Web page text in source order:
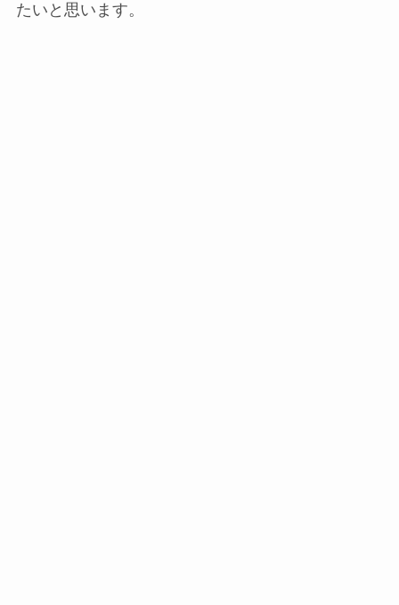
たいと思います。